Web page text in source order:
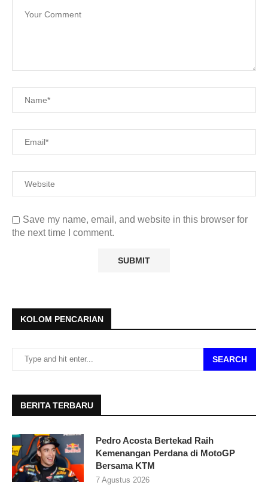
Save my name, email, and website in this browser for
the next time I comment.
KOLOM PENCARIAN
SEARCH
BERITA TERBARU
Pedro Acosta Bertekad Raih
Kemenangan Perdana di MotoGP
Bersama KTM
7 Agustus 2026